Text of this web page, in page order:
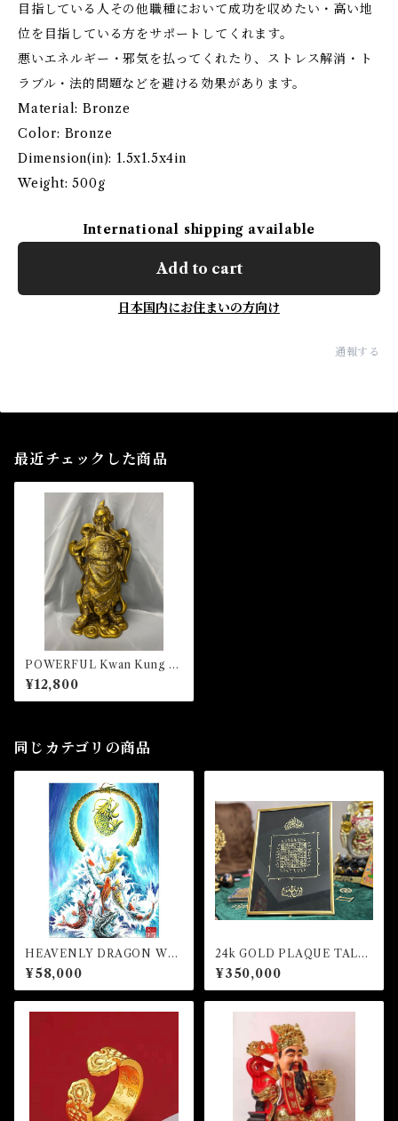
目指している人その他職種において成功を収めたい・高い地
位を目指している方をサポートしてくれます。
悪いエネルギー・邪気を払ってくれたり、ストレス解消・ト
ラブル・法的問題などを避ける効果があります。
Material: Bronze
Color: Bronze
Dimension(in): 1.5x1.5x4in
Weight: 500g
International shipping available
Add to cart
日本国内にお住まいの方向け
通報する
最近チェックした商品
POWERFUL Kwan Kung B
roze パワフルクワンクンブロ
ンズ 風水置物
¥12,800
同じカテゴリの商品
HEAVENLY DRAGON WIT
H ABUNDANCES NINE C
ARPS (額縁あり）
¥58,000
24k GOLD PLAQUE TALIS
MAN FOR HONOR AND R
ICHES
¥350,000